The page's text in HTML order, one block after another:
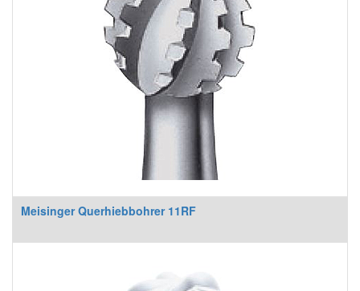
Meisinger Querhiebbohrer 11RF